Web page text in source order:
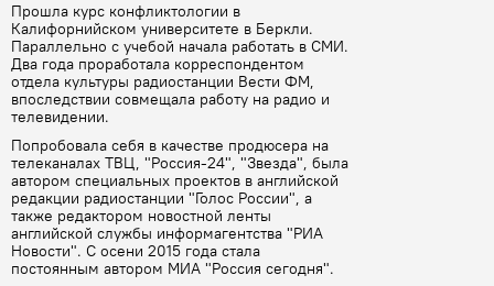
Прошла курс конфликтологии в
Калифорнийском университете в Беркли.
Параллельно с учебой начала работать в СМИ.
Два года проработала корреспондентом
отдела культуры радиостанции Вести ФМ,
впоследствии совмещала работу на радио и
телевидении.
Попробовала себя в качестве продюсера на
телеканалах ТВЦ, "Россия-24", "Звезда", была
автором специальных проектов в английской
редакции радиостанции "Голос России", а
также редактором новостной ленты
английской службы информагентства "РИА
Новости". С осени 2015 года стала
постоянным автором МИА "Россия сегодня".